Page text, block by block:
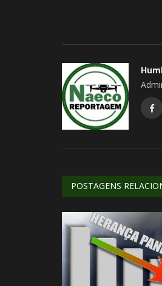
POSTAGENS
CheckList e